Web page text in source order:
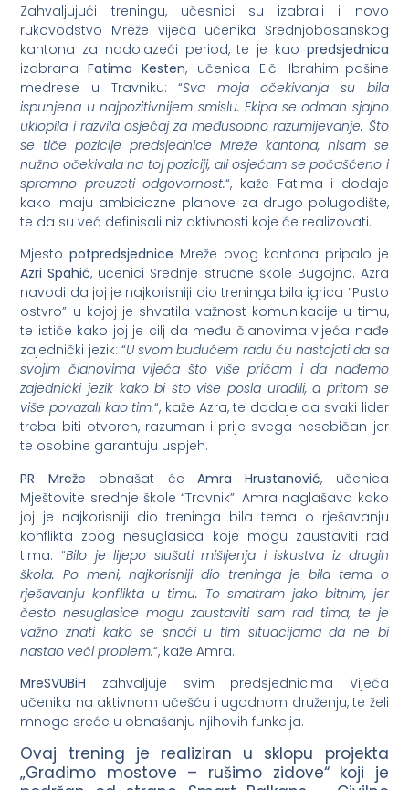
Zahvaljujući treningu, učesnici su izabrali i novo
rukovodstvo Mreže vijeća učenika Srednjobosanskog
kantona za nadolazeći period, te je kao predsjednica
izabranaFatima Kesten, učenica Elči Ibrahim-pašine
medrese u Travniku: “Sva moja očekivanja su bila
ispunjena u najpozitivnijem smislu. Ekipa se odmah sjajno
uklopila i razvila osjećaj za međusobno razumijevanje. Što
se tiče pozicije predsjednice Mreže kantona, nisam se
nužno očekivala na toj poziciji, ali osjećam se počašćeno i
spremno preuzeti odgovornost.“, kaže Fatima i dodaje
kako imaju ambiciozne planove za drugo polugodište,
te da su već definisali niz aktivnosti koje će realizovati.
Mjestopotpredsjednice Mreže ovog kantona pripalo je
Azri Spahić, učenici Srednje stručne škole Bugojno. Azra
navodi da joj je najkorisniji dio treninga bila igrica “Pusto
ostvro” u kojoj je shvatila važnost komunikacije u timu,
te ističe kako joj je cilj da među članovima vijeća nađe
zajednički jezik: “U svom budućem radu ću nastojati da sa
svojim članovima vijeća što više pričam i da nađemo
zajednički jezik kako bi što više posla uradili, a pritom se
više povazali kao tim.“, kaže Azra, te dodaje da svaki lider
treba biti otvoren, razuman i prije svega nesebičan jer
te osobine garantuju uspjeh.
PR Mreže obnašat će Amra Hrustanović, učenica
Mještovite srednje škole “Travnik”. Amra naglašava kako
joj je najkorisniji dio treninga bila tema o rješavanju
konflikta zbog nesuglasica koje mogu zaustaviti rad
tima: “Bilo je lijepo slušati mišljenja i iskustva iz drugih
škola. Po meni, najkorisniji dio treninga je bila tema o
rješavanju konflikta u timu. To smatram jako bitnim, jer
često nesuglasice mogu zaustaviti sam rad tima, te je
važno znati kako se snaći u tim situacijama da ne bi
nastao veći problem.“, kaže Amra.
MreSVUBiH zahvaljuje svim predsjednicima Vijeća
učenika na aktivnom učešću i ugodnom druženju, te želi
mnogo sreće u obnašanju njihovih funkcija.
Ovaj trening je realiziran u sklopu projekta
„Gradimo mostove – rušimo zidove“ koji je